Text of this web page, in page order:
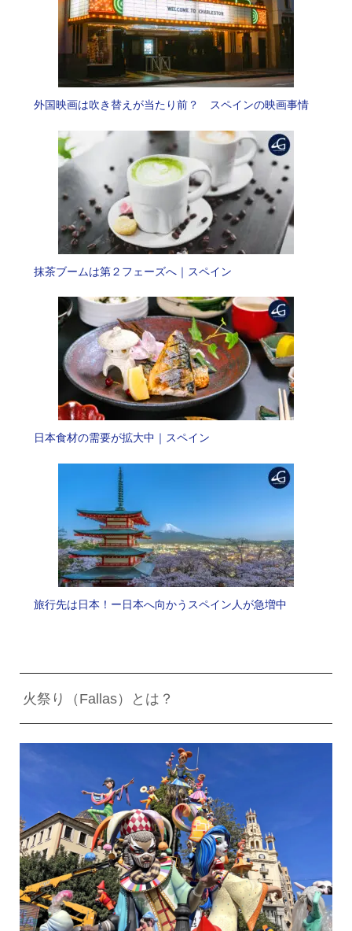
外国映画は吹き替えが当たり前？ スペインの映画事情
抹茶ブームは第２フェーズへ｜スペイン
日本食材の需要が拡大中｜スペイン
旅行先は日本！ー日本へ向かうスペイン人が急増中
火祭り（Fallas）とは？